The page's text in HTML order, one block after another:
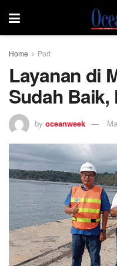
Home Port
Layanan di
Sudah Baik,
by oceanweek